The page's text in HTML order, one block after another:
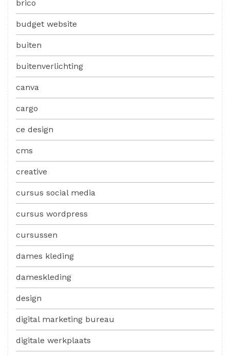
brico
budget website
buiten
buitenverlichting
canva
cargo
ce design
cms
creative
cursus social media
cursus wordpress
cursussen
dames kleding
dameskleding
design
digital marketing bureau
digitale werkplaats